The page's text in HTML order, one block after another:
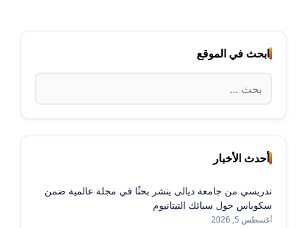
ابحث في الموقع
البحث
عن:
أحدث الأخبار
تدريسي من جامعة ديالى ينشر بحثًا في مجلة عالمية ضمن
سكوباس حول سبائك التيتانيوم
أغسطس 5, 2026